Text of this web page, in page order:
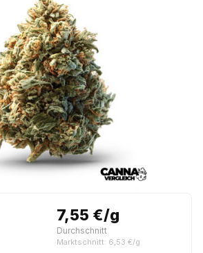
7,55 €/g
Durchschnitt
Marktschnitt: 6,53 €/g